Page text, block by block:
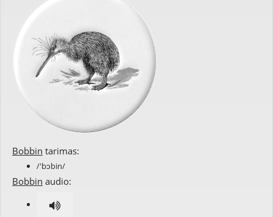
Bobbin tarimas:
/'bɔbin/
Bobbin audio: